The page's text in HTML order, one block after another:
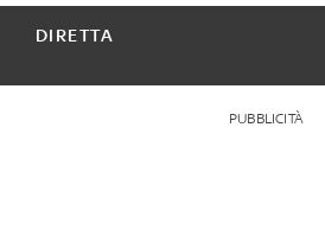
DIRETTA
PUBBLICITÀ